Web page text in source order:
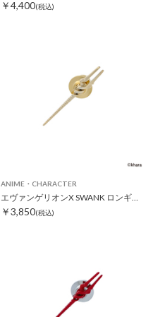
￥4,400(税込)
ANIME・CHARACTER
エヴァンゲリオンX SWANK ロンギヌスの槍ピンズ ゴールド
￥3,850(税込)